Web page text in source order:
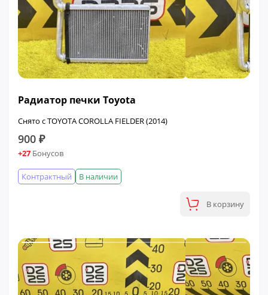
Радиатор печки Toyota
Снято с TOYOTA COROLLA FIELDER (2014)
900 ₽
+27 Бонусов
В наличии
Контрактный
В корзину